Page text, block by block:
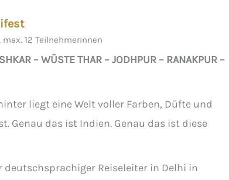
12 Teilnehmerinnen
– WÜSTE THAR – JODHPUR – RANAKPUR –
liegt eine Welt voller Farben, Düfte und
Genau das ist Indien. Genau das ist diese
Reiseleiter in Delhi in